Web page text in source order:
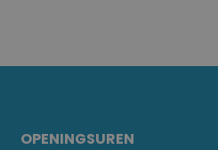
OPENINGSUREN